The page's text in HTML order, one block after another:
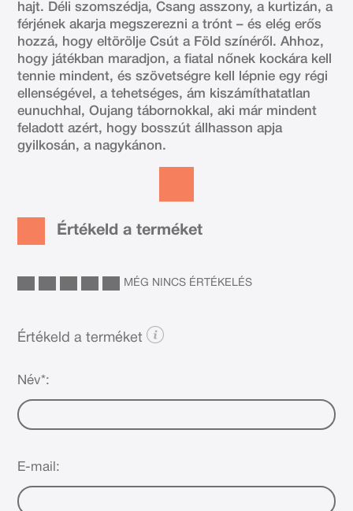
hajt. Déli szomszédja, Csang asszony, a kurtizán, a
férjének akarja megszerezni a trónt – és elég erős
hozzá, hogy eltörölje Csút a Föld színéről. Ahhoz,
hogy játékban maradjon, a fiatal nőnek kockára kell
tennie mindent, és szövetségre kell lépnie egy régi
ellenségével, a tehetséges, ám kiszámíthatatlan
eunuchhal, Oujang tábornokkal, aki már mindent
feladott azért, hogy bosszút állhasson apja
gyilkosán, a nagykánon.
Értékeld a terméket
MÉG NINCS ÉRTÉKELÉS
Értékeld a terméket
Név*:
E-mail: